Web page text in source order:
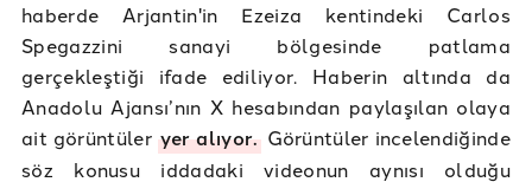
haberde Arjantin'in Ezeiza kentindeki Carlos
Spegazzini sanayi bölgesinde patlama
gerçekleştiği ifade ediliyor. Haberin altında da
Anadolu Ajansı’nın X hesabından paylaşılan olaya
ait görüntüler yer alıyor.Görüntüler incelendiğinde
söz konusu iddadaki videonun aynısı olduğu